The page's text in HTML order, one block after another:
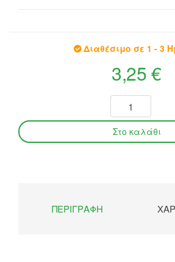
Διαθέσιμο σε 1 - 3
3,25 €
ΠΕΡΙΓΡΑΦΉ